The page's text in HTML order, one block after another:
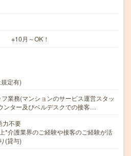
※10月～OK！
定有)
業務(マンションのサービス運営スタッ
ンター及びベルデスクでの接客…
力不要
*介護業界のご経験や接客のご経験が活
(貸与)